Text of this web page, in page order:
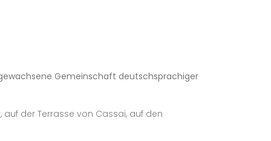
Gemeinschaft deutschsprachiger
auf der Terrasse von Cassai, auf den